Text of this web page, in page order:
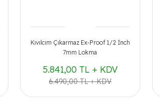
Kıvılcım Çıkarmaz Ex-Proof 1/2 İnch
7mm Lokma
5.841,00 TL + KDV
6.490,00 TL + KDV